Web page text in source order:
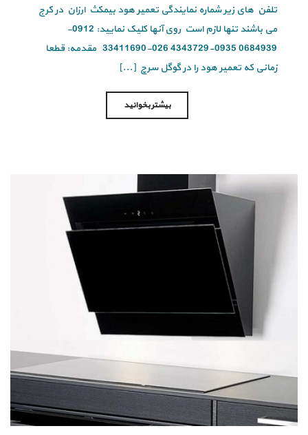
تلفن های زیر شماره نمایندگی تعمیر هود بیمکث ارزان در کرج
می باشند تنها لازم است روی آنها کلیک نمایید: 0912-
0684939 0935-4343729 026-33411690 مقدمه: قطعا
زمانی که تعمیر هود را در گوگل سرچ [...]
بیشتر بخوانید